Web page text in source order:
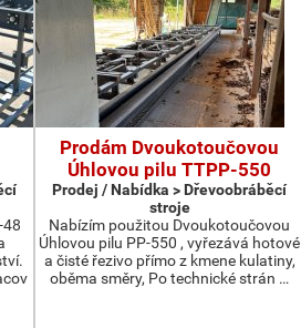
48
Prodám Dvoukotoučovou
Úhlovou pilu TTPP-550
Prodej / Nabídka > Dřevoobráběcí
stroje
Nabízím použitou Dvoukotoučovou
Úhlovou pilu PP-550 , vyřezává hotové
a čisté řezivo přímo z kmene kulatiny,
oběma směry, Po technické strán …